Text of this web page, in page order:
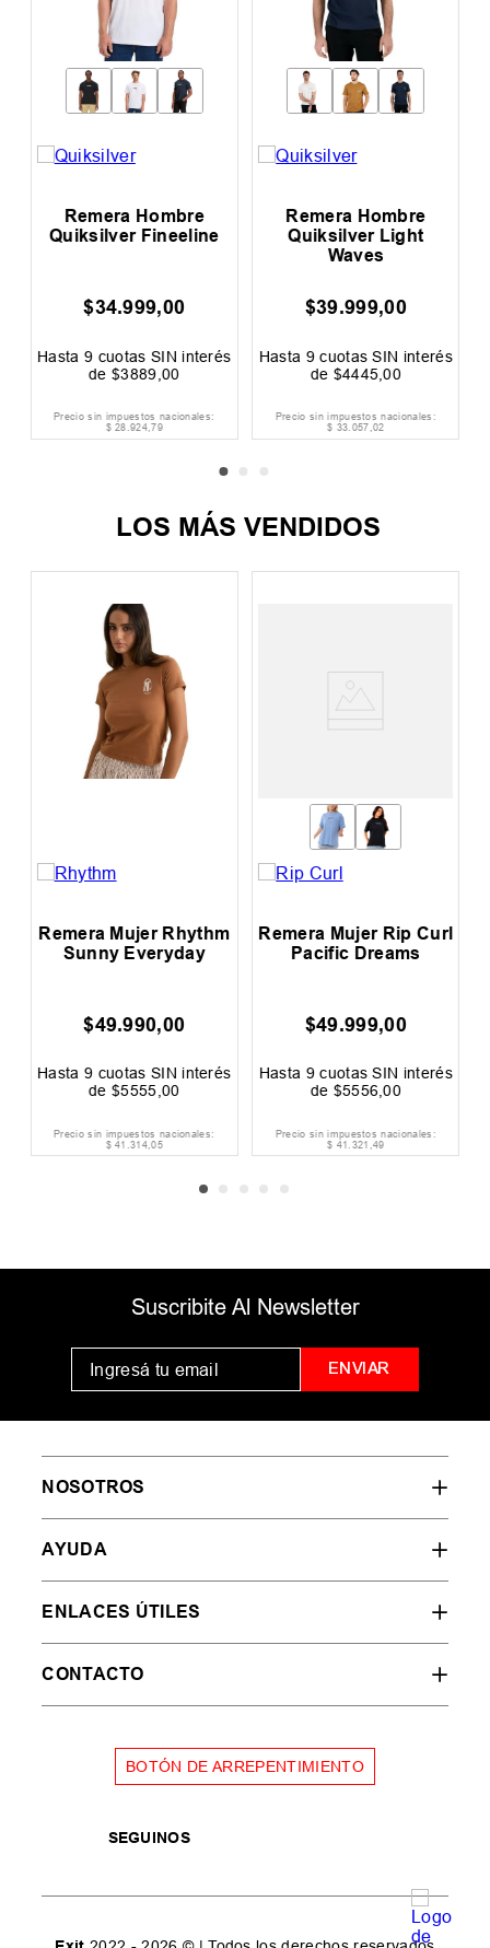
Remera Hombre
Quiksilver Fineeline
$34.999,00
Hasta 9 cuotas SIN interés
de $3889 00
Precio sin impuestos nacionales:
$ 28.924,79
Remera Hombre
Quiksilver Light
Waves
$39.999,00
Hasta 9cuotas SIN interés
de $4445 ,00
Precio sin impuestos nacionales:
$ 33.057,02
LOS MÁS VENDIDOS
Rhythm
SIN interés
nacionales:
Remera Mujer Rip Curl
Pacific Dreams
$
Hasta9cuotas SIN interés
Precio sin impuestos nacionales:
Remera
Curl Std
$49
Hasta9cuotas
Precio sin impuestos
Suscribite Al Newsletter
ENVIAR
NOSOTROS
AYUDA
ENLACES ÚTILES
CONTACTO
BOTÓN DE ARREPENTIMIENTO
SEGUINOS